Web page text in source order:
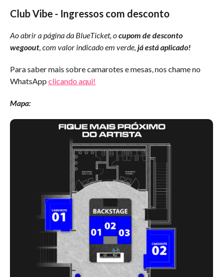
Club Vibe - Ingressos com desconto
Ao abrir a página da BlueTicket, ocupom de desconto
wegoout, com valor indicado em verde,já está aplicado!
Para saber mais sobre camarotes e mesas, nos chame no
WhatsApp clicando aqui!
Mapa: